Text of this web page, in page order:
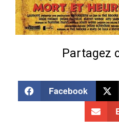
Partagez
Facebook